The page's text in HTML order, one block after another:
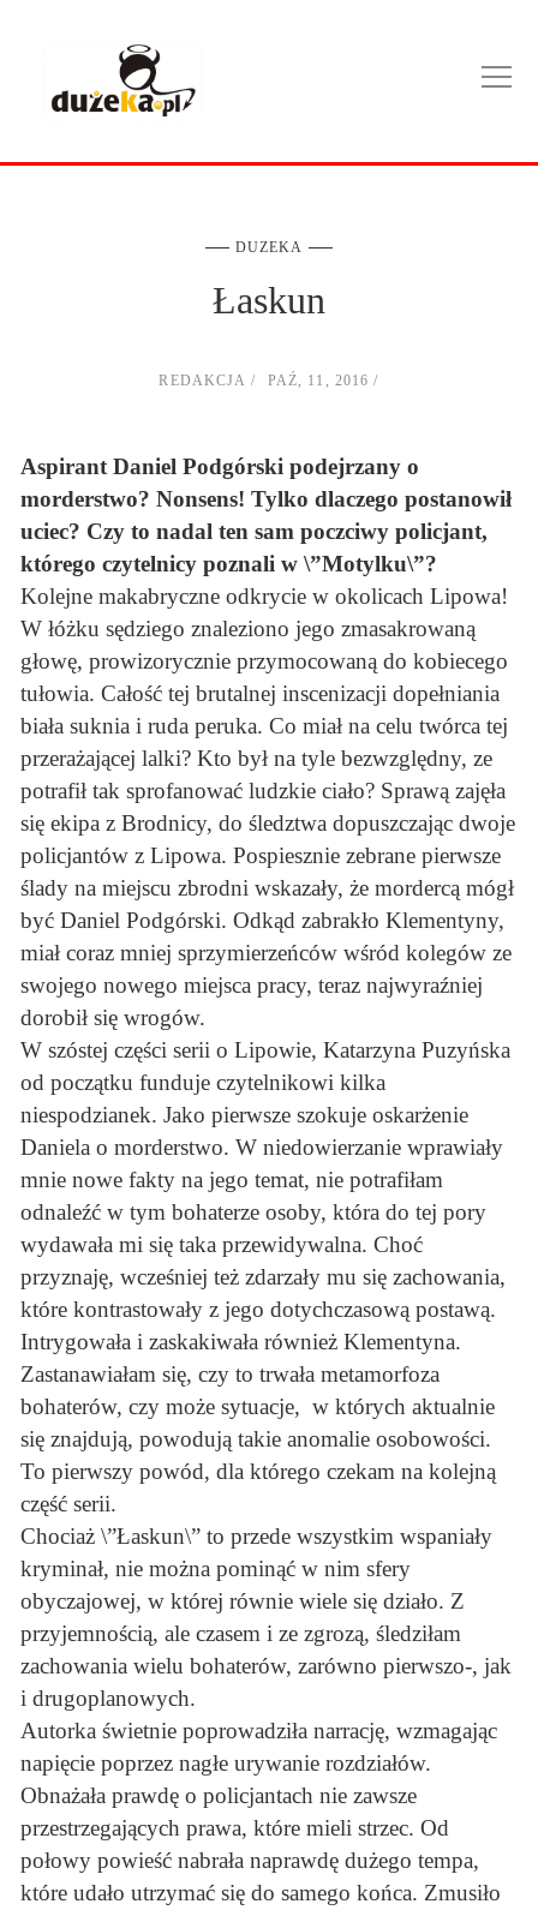
DUZEKA
Łaskun
REDAKCJA PAŹ, 11, 2016
Aspirant Daniel Podgórski podejrzany o
morderstwo? Nonsens! Tylko dlaczego postanowił
uciec? Czy to nadal ten sam poczciwy policjant,
którego czytelnicy poznali w \”Motylku\”?
Kolejne makabryczne odkrycie w okolicach Lipowa!
W łóżku sędziego znaleziono jego zmasakrowaną
głowę, prowizorycznie przymocowaną do kobiecego
tułowia. Całość tej brutalnej inscenizacji dopełniania
biała suknia i ruda peruka. Co miał na celu twórca tej
przerażającej lalki? Kto był na tyle bezwzględny, ze
potrafił tak sprofanować ludzkie ciało? Sprawą zajęła
się ekipa z Brodnicy, do śledztwa dopuszczając dwoje
policjantów z Lipowa. Pospiesznie zebrane pierwsze
ślady na miejscu zbrodni wskazały, że mordercą mógł
być Daniel Podgórski. Odkąd zabrakło Klementyny,
miał coraz mniej sprzymierzeńców wśród kolegów ze
swojego nowego miejsca pracy, teraz najwyraźniej
dorobił się wrogów.
W szóstej części serii o Lipowie, Katarzyna Puzyńska
od początku funduje czytelnikowi kilka
niespodzianek. Jako pierwsze szokuje oskarżenie
Daniela o morderstwo. W niedowierzanie wprawiały
mnie nowe fakty na jego temat, nie potrafiłam
odnaleźć w tym bohaterze osoby, która do tej pory
wydawała mi się taka przewidywalna. Choć
przyznaję, wcześniej też zdarzały mu się zachowania,
które kontrastowały z jego dotychczasową postawą.
Intrygowała i zaskakiwała również Klementyna.
Zastanawiałam się, czy to trwała metamorfoza
bohaterów, czy może sytuacje, w których aktualnie
się znajdują, powodują takie anomalie osobowości.
To pierwszy powód, dla którego czekam na kolejną
część serii.
Chociaż \”Łaskun\” to przede wszystkim wspaniały
kryminał, nie można pominąć w nim sfery
obyczajowej, w której równie wiele się działo. Z
przyjemnością, ale czasem i ze zgrozą, śledziłam
zachowania wielu bohaterów, zarówno pierwszo-, jak
i drugoplanowych.
Autorka świetnie poprowadziła narrację, wzmagając
napięcie poprzez nagłe urywanie rozdziałów.
Obnażała prawdę o policjantach nie zawsze
przestrzegających prawa, które mieli strzec. Od
połowy powieść nabrała naprawdę dużego tempa,
które udało utrzymać się do samego końca. Zmusiło